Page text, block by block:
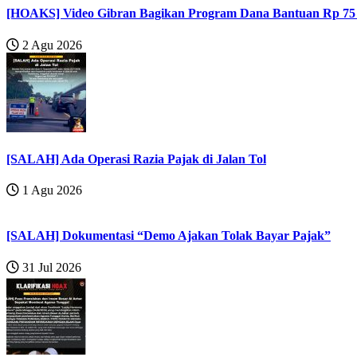
[HOAKS] Video Gibran Bagikan Program Dana Bantuan Rp
2 Agu 2026
[SALAH] Ada Operasi Razia Pajak di Jalan Tol
1 Agu 2026
[SALAH] Dokumentasi “Demo Ajakan Tolak Bayar Pajak”
31 Jul 2026